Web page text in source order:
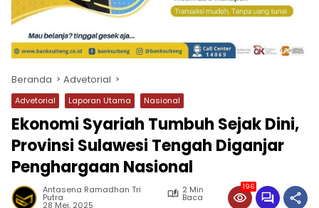
Beranda Advetorial
Advetorial Laporan Utama Nasional
Ekonomi Syariah Tumbuh Sejak Dini,
Provinsi Sulawesi Tengah Diganjar
Penghargaan Nasional
Antasena Ramadhan Tri
Putra
2 Min
Baca
28 Mei, 2025
196